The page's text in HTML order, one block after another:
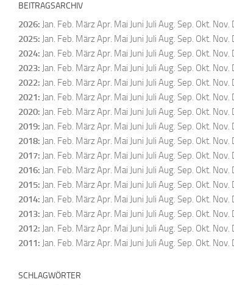
BEITRAGSARCHIV
2026: Jan. Feb. MärzApr. Mai Juni Juli Aug. Sep. Okt. Nov.
2025: Jan. Feb. MärzApr. Mai Juni Juli Aug. Sep. Okt. Nov.
2024: Jan. Feb. MärzApr. Mai Juni Juli Aug. Sep. Okt. Nov.
2023: Jan. Feb. MärzApr. Mai Juni Juli Aug. Sep. Okt. Nov.
2022: Jan. Feb. MärzApr. Mai Juni Juli Aug. Sep. Okt. Nov.
2021: Jan. Feb. MärzApr. Mai Juni Juli Aug. Sep. Okt. Nov.
2020: Jan. Feb. MärzApr. Mai Juni Juli Aug. Sep. Okt. Nov.
2019: Jan. Feb. MärzApr. Mai Juni Juli Aug. Sep. Okt. Nov.
2018: Jan. Feb. MärzApr. Mai Juni Juli Aug. Sep. Okt. Nov.
2017: Jan. Feb. MärzApr. Mai Juni Juli Aug. Sep. Okt. Nov.
2016: Jan. Feb. MärzApr. Mai Juni Juli Aug. Sep. Okt. Nov.
2015: Jan. Feb. MärzApr. Mai Juni Juli Aug. Sep. Okt. Nov.
2014: Jan. Feb. MärzApr. Mai Juni Juli Aug. Sep. Okt. Nov.
2013: Jan. Feb. MärzApr. Mai Juni Juli Aug. Sep. Okt. Nov.
2012: Jan. Feb. MärzApr. Mai Juni Juli Aug. Sep. Okt. Nov.
2011: Jan. Feb. MärzApr. Mai Juni Juli Aug. Sep. Okt. Nov.
SCHLAGWÖRTER